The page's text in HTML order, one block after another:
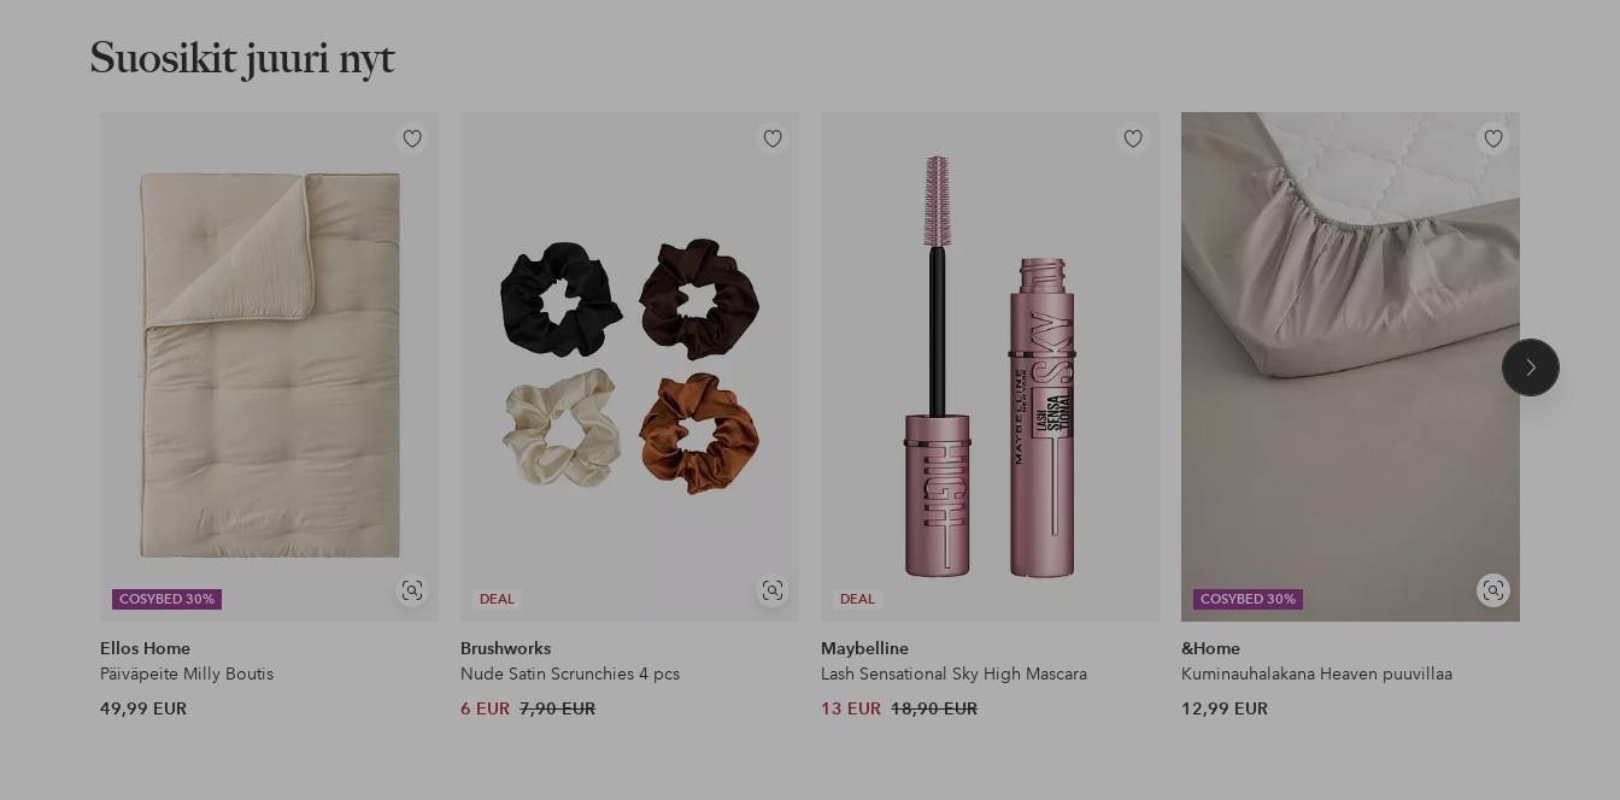
Lue lisää
Suosikit juuri nyt
COSYBED 30%
Näytä
Lisää
suosikkeihin
Ellos Home
Päiväpeite Milly Boutis
49,99 EUR
DEAL
Näytä
Lisää
Brushworks
Nude Satin Scrunchies 4 pcs
6 EUR 7,90 EUR
DEAL
Lisää
Maybelline
Lash Sensational Sky High Mascara
13 EUR 18,90 EUR
COSYBED 30%
Näytä
samankaltaisia
Lisää
&Home
Kuminauhalakana Heaven puuvillaa
12,99 EUR
Seuraava